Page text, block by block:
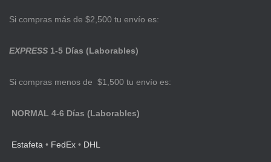
Si compras más de $2,500 tu envío es:
EXPRESS 1-5 Días (Laborables)
Si compras menos de $1,500 tu envío es:
NORMAL 4-6 Días (Laborables)
Estafeta • FedEx • DHL